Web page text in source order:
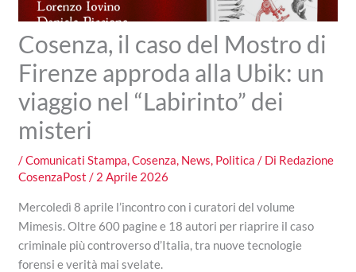
Cosenza, il caso del Mostro di
Firenze approda alla Ubik: un
viaggio nel “Labirinto” dei
misteri
/Comunicati Stampa,Cosenza, News, Politica / Di Redazione
CosenzaPost/ 2 Aprile 2026
Mercoledì 8 aprile l’incontro con i curatori del volume
Mimesis. Oltre 600 pagine e 18 autori per riaprire il caso
criminale più controverso d’Italia, tra nuove tecnologie
forensi e verità mai svelate.